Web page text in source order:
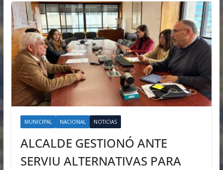
MUNICIPAL NACIONAL NOTICIAS
ALCALDE GESTIONÓ ANTE
SERVIU ALTERNATIVAS PARA